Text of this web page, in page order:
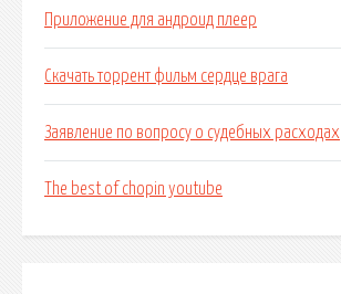
Приложение для андроид плеер
Скачать торрент фильм сердце врага
Заявление по вопросу о судебных расходах
The best of chopin youtube